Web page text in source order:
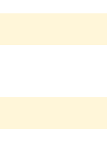
託先（所属）の企業名ま